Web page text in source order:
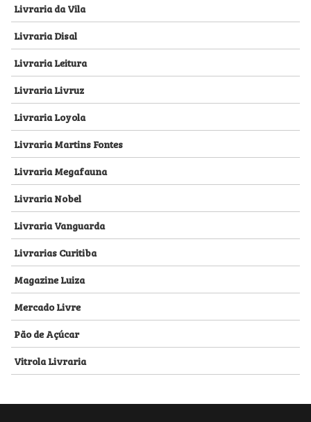
Livraria da Vila
Livraria Disal
Livraria Leitura
Livraria Livruz
Livraria Loyola
Livraria Martins Fontes
Livraria Megafauna
Livraria Nobel
Livraria Vanguarda
Livrarias Curitiba
Magazine Luiza
Mercado Livre
Pão de Açúcar
Vitrola Livraria